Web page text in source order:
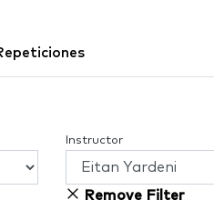
Instructor
Remove Filter